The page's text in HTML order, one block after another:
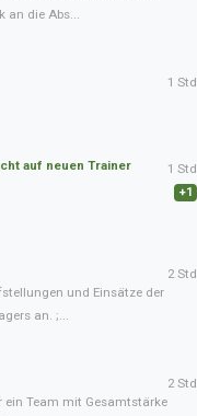
an die Abs...
1 Std
auf neuen Trainer
1 Std
+1
und Einsätze der
an. ;...
2 Std
ein Team mit Gesamtstärke
2 Std